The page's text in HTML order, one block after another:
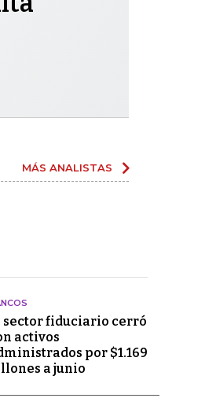
MÁS ANALISTAS
sector fiduciario cerró
activos
por $1.169
a junio